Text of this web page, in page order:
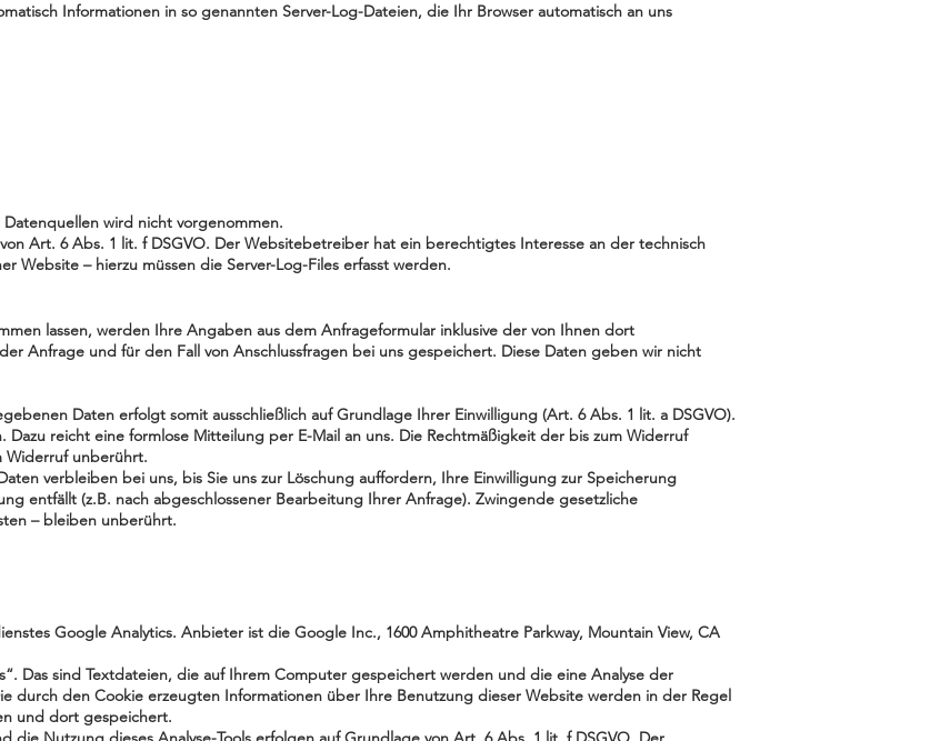
Informationen in so genannten Server-Log-Dateien, die Ihr Browser automatisch an uns
wird nicht vorgenommen.
Art. 6 Abs. 1 lit. f DSGVO. Der Websitebetreiber hat ein berechtigtes Interesse an der technisch
Website – hierzu müssen die Server-Log-Files erfasst werden.
lassen, werden Ihre Angaben aus dem Anfrageformular inklusive der von Ihnen dort
Anfrage und für den Fall von Anschlussfragen bei uns gespeichert. Diese Daten geben wir nicht
Daten erfolgt somit ausschließlich auf Grundlage Ihrer Einwilligung (Art. 6 Abs. 1 lit. a DSGVO).
reicht eine formlose Mitteilung per E-Mail an uns. Die Rechtmäßigkeit der bis zum Widerruf
Widerruf unberührt.
verbleiben bei uns, bis Sie uns zur Löschung auffordern, Ihre Einwilligung zur Speicherung
entfällt (z.B. nach abgeschlossener Bearbeitung Ihrer Anfrage). Zwingende gesetzliche
– bleiben unberührt.
Google Analytics. Anbieter ist die Google Inc., 1600 Amphitheatre Parkway, Mountain View, CA
Das sind Textdateien, die auf Ihrem Computer gespeichert werden und die eine Analyse der
durch den Cookie erzeugten Informationen über Ihre Benutzung dieser Website werden in der Regel
und dort gespeichert.